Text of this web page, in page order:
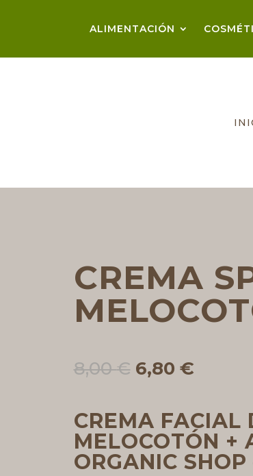
ALIMENTACIÓN
CREMA
8,00€ El
precio
era:
8,00 €.
6,80 €El
es:
6,80 €.
CREMA FACIAL
MELOCOTÓN +
ORGANIC